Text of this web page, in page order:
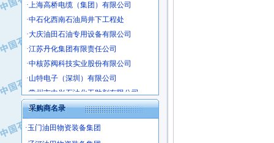
·姜堰市三联助剂有限公司
·四川中光高技术研究所有限责任公司
·江苏天安防雷工程有限责任公司
采购商名录
·玉门油田物资装备集团